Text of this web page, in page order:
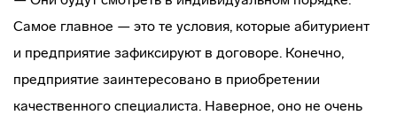
Самое главное — это те условия, которые абитуриент
и предприятие зафиксируют в договоре. Конечно,
предприятие заинтересовано в приобретении
качественного специалиста. Наверное, оно не очень